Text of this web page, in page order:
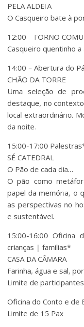
PELA ALDEIA
O Casqueiro bate à
12:00 – FORNO
Casqueiro quentinho a
14:00 – Abertura do
CHÃO DA TORRE
Uma seleção de
destaque, no
local extraordinário.
da noite.
15:00-17:00
SÉ CATEDRAL
O Pão de cada dia…
O pão como
papel da memória, o
as perspectivas no
e sustentável.
15:00-16:00 Oficina
crianças | famílias*
CASA DA CÂMARA
Farinha, água e sal,
Limite de
Oficina do Conto e de
Limite de 15 Pax